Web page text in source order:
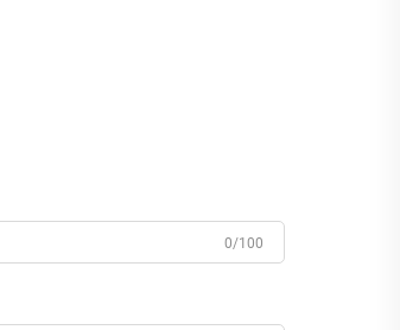
0/100